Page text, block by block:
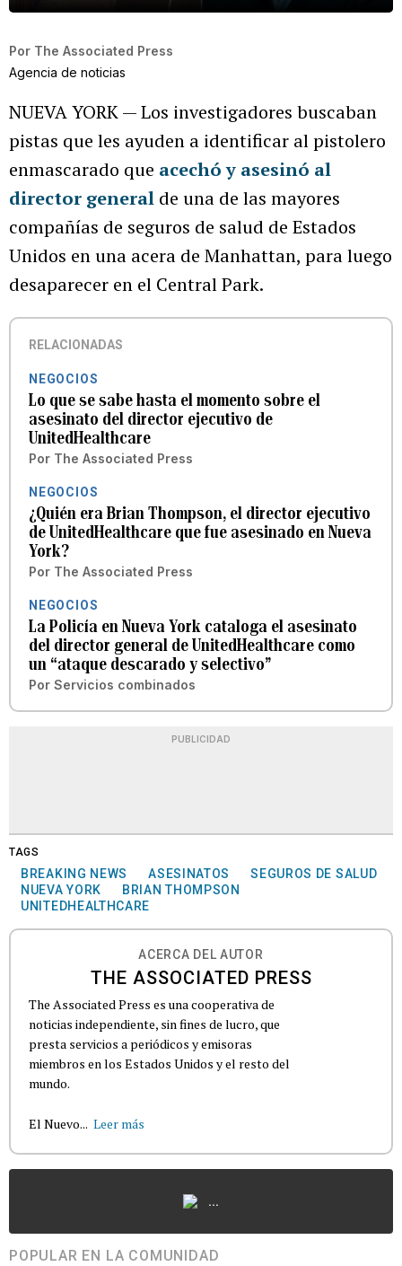
Por The Associated Press
Agencia de noticias
NUEVA YORK — Los investigadores buscaban
pistas que les ayuden a identificar al pistolero
enmascarado que acechó y asesinó al
director general de una de las mayores
compañías de seguros de salud de Estados
Unidos en una acera de Manhattan, para luego
desaparecer en el Central Park.
RELACIONADAS
NEGOCIOS
Lo que se sabe hasta el momento sobre el
asesinato del director ejecutivo de
UnitedHealthcare
Por The Associated Press
NEGOCIOS
¿Quién era Brian Thompson, el director ejecutivo
de UnitedHealthcare que fue asesinado en Nueva
York?
Por The Associated Press
NEGOCIOS
La Policía en Nueva York cataloga el asesinato
del director general de UnitedHealthcare como
un “ataque descarado y selectivo”
Por Servicios combinados
PUBLICIDAD
TAGS
BREAKING NEWS ASESINATOS
SEGUROS DE SALUD
NUEVA YORK
BRIAN THOMPSON
UNITEDHEALTHCARE
ACERCA DEL AUTOR
THE ASSOCIATED PRESS
The Associated Press es una cooperativa de
noticias independiente, sin fines de lucro, que
presta servicios a periódicos y emisoras
miembros en los Estados Unidos y el resto del
mundo.
El Nuevo... Leer más
...
POPULAR EN LA COMUNIDAD